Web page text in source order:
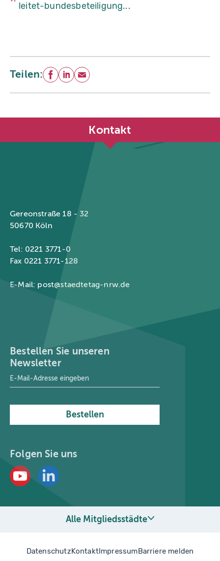
leitet-bundesbeteiligung...
Teilen: Facebook
LinkedIn
E-Mail
Kontakt
Gereonstraße 18 - 32
50670 Köln
Tel: 0221 3771-0
Fax 0221 3771-128
E-Mail: post@staedtetag-nrw.de
Bestellen Sie unseren
Newsletter
E-Mail-Adresse
Bestellen
Folgen Sie uns
Alle Mitgliedsstädte
DatenschutzKontaktImpressumBarriere melden